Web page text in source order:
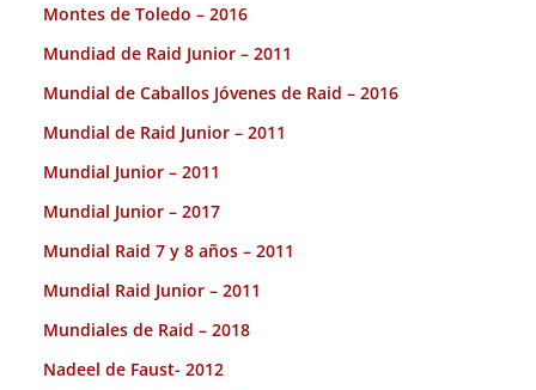
Montes de Toledo – 2016
Mundiad de Raid Junior – 2011
Mundial de Caballos Jóvenes de Raid – 2016
Mundial de Raid Junior – 2011
Mundial Junior – 2011
Mundial Junior – 2017
Mundial Raid 7 y 8 años – 2011
Mundial Raid Junior – 2011
Mundiales de Raid – 2018
Nadeel de Faust- 2012